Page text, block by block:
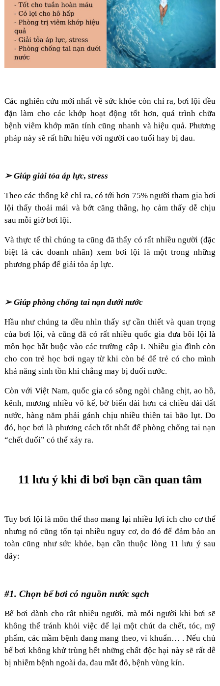
Các nghiên cứu mới nhất về sức khỏe còn chỉ ra, bơi lội đều
đặn làm cho các khớp hoạt động tốt hơn, quá trình chữa
bệnh viêm khớp mãn tính cũng nhanh và hiệu quả. Phương
pháp này sẽ rất hữu hiệu với người cao tuổi hay bị đau.
➢ Giúp giải tỏa áp lực, stress
Theo các thống kê chỉ ra, có tới hơn 75% người tham gia bơi
lội thấy thoải mái và bớt căng thẳng, họ cảm thấy dễ chịu
sau mỗi giờ bơi lội.
Và thực tế thì chúng ta cũng đã thấy có rất nhiều người (đặc
biệt là các doanh nhân) xem bơi lội là một trong những
phương pháp để giải tỏa áp lực.
➢ Giúp phòng chống tai nạn dưới nước
Hầu như chúng ta đều nhìn thấy sự cần thiết và quan trọng
của bơi lội, và cũng đã có rất nhiều quốc gia đưa bôi lội là
môn học bắt buộc vào các trường cấp I. Nhiều gia đình còn
cho con trẻ học bơi ngay từ khi còn bé để trẻ có cho mình
khả năng sinh tồn khi chẳng may bị đuối nước.
Còn với Việt Nam, quốc gia có sông ngòi chằng chịt, ao hồ,
kênh, mương nhiều vô kể, bờ biển dài hơn cả chiều dài đất
nước, hàng năm phải gánh chịu nhiều thiên tai bão lụt. Do
đó, học bơi là phương cách tốt nhất để phòng chống tai nạn
“chết đuối” có thể xảy ra.
11 lưu ý khi đi bơi bạn cần quan tâm
Tuy bơi lội là môn thể thao mang lại nhiều lợi ích cho cơ thể
nhưng nó cũng tổn tại nhiều nguy cơ, do đó để đảm bảo an
toàn cũng như sức khỏe, bạn cần thuộc lòng 11 lưu ý sau
đây:
#1. Chọn bể bơi có nguồn nước sạch
Bể bơi dành cho rất nhiều người, mà mỗi người khi bơi sẽ
không thể tránh khỏi việc để lại một chút da chết, tóc, mỹ
phẩm, các mầm bệnh đang mang theo, vi khuẩn… . Nếu chủ
bể bơi không khử trùng hết những chất độc hại này sẽ rất dễ
bị nhiễm bệnh ngoài da, đau mắt đỏ, bệnh vùng kín.